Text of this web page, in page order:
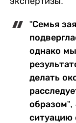
"Семья
однако
делать
ситуацию